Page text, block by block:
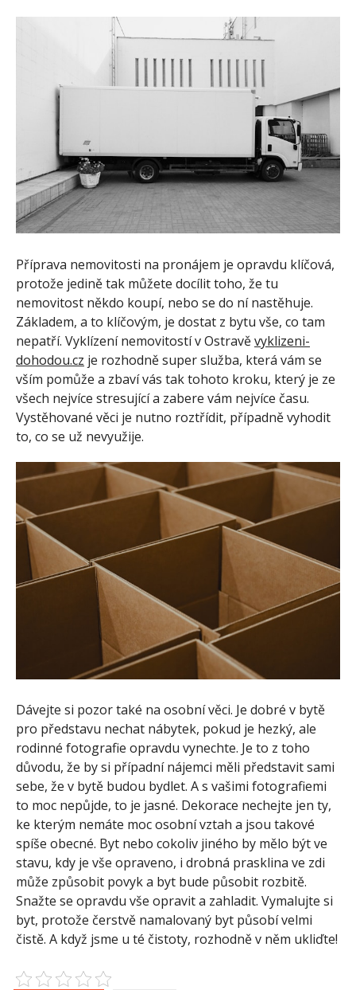
Příprava nemovitosti na pronájem je opravdu klíčová,
protože jedině tak můžete docílit toho, že tu
nemovitost někdo koupí, nebo se do ní nastěhuje.
Základem, a to klíčovým, je dostat z bytu vše, co tam
nepatří. Vyklízení nemovitostí v Ostravěvyklizeni-
dohodou.cz je rozhodně super služba, která vám se
vším pomůže a zbaví vás tak tohoto kroku, který je ze
všech nejvíce stresující a zabere vám nejvíce času.
Vystěhované věci je nutno roztřídit, případně vyhodit
to, co se už nevyužije.
Dávejte si pozor také na osobní věci. Je dobré v bytě
pro představu nechat nábytek, pokud je hezký, ale
rodinné fotografie opravdu vynechte. Je to z toho
důvodu, že by si případní nájemci měli představit sami
sebe, že v bytě budou bydlet. A s vašimi fotografiemi
to moc nepůjde, to je jasné. Dekorace nechejte jen ty,
ke kterým nemáte moc osobní vztah a jsou takové
spíše obecné. Byt nebo cokoliv jiného by mělo být ve
stavu, kdy je vše opraveno, i drobná prasklina ve zdi
může způsobit povyk a byt bude působit rozbitě.
Snažte se opravdu vše opravit a zahladit. Vymalujte si
byt, protože čerstvě namalovaný byt působí velmi
čistě. A když jsme u té čistoty, rozhodně v něm ukliďte!